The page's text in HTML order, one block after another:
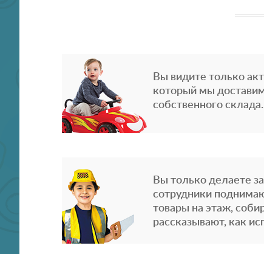
Вы видите только
который мы
собственного склада.
Вы только делаете
сотрудники
товары на этаж,
рассказывают, как